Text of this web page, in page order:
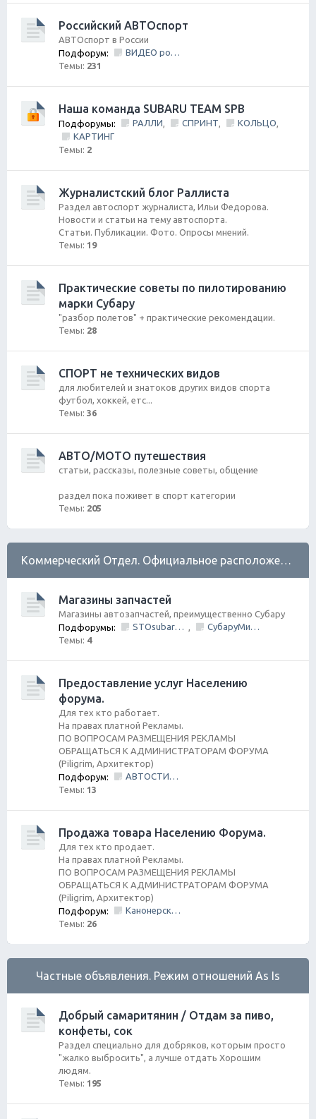
Российский АВТОспорт
АВТОспорт в России
Подфорум:
ВИДЕО ролики и фильмы
Темы: 231
Наша команда SUBARU TEAM SPB
Подфорумы: РАЛЛИ, СПРИНТ, КОЛЬЦО,
КАРТИНГ
Темы: 2
Журналистский блог Раллиста
Раздел автоспорт журналиста, Ильи Федорова.
Новости и статьи на тему автоспорта.
Статьи. Публикации. Фото. Опросы мнений.
Темы: 19
Практические советы по пилотированию
марки Субару
"разбор полетов" + практические рекомендации.
Темы: 28
СПОРТ не технических видов
для любителей и знатоков других видов спорта
футбол, хоккей, етс...
Темы: 36
АВТО/МОТО путешествия
статьи, рассказы, полезные советы, общение
раздел пока поживет в спорт категории
Темы: 205
Коммерческий Отдел. Официальное расположение платной РЕКЛАМЫ.
Магазины запчастей
Магазины автозапчастей, преимущественно Субару
Подфорумы:
STOsubaru.COM Интернет-магазин (на Севере Города) ,
СубаруМир - в наличии запчасти для Субару. Оригинал / Неоригинал (на Юге Города)
Темы: 4
Предоставление услуг Населению
форума.
Для тех кто работает.
На правах платной Рекламы.
ПО ВОПРОСАМ РАЗМЕЩЕНИЯ РЕКЛАМЫ
ОБРАЩАТЬСЯ К АДМИНИСТРАТОРАМ ФОРУМА
(Piligrim, Архитектор)
Подфорум:
АВТОСТИЛЬ by SANDRA
Темы: 13
Продажа товара Населению Форума.
Для тех кто продает.
На правах платной Рекламы.
ПО ВОПРОСАМ РАЗМЕЩЕНИЯ РЕКЛАМЫ
ОБРАЩАТЬСЯ К АДМИНИСТРАТОРАМ ФОРУМА
(Piligrim, Архитектор)
Подфорум:
Канонерский КАСПЕР
Темы: 26
Частные объявления. Режим отношений As Is
Добрый самаритянин / Отдам за пиво,
конфеты, сок
Раздел специально для добряков, которым просто
"жалко выбросить", а лучше отдать Хорошим
людям.
Темы: 195